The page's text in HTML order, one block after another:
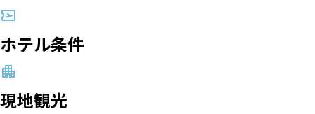
ホテル条件
現地観光